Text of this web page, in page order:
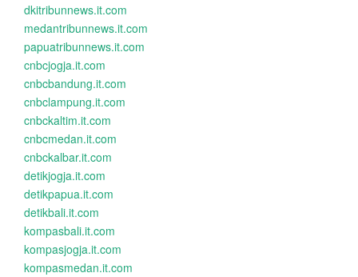
dkitribunnews.it.com
medantribunnews.it.com
papuatribunnews.it.com
cnbcjogja.it.com
cnbcbandung.it.com
cnbclampung.it.com
cnbckaltim.it.com
cnbcmedan.it.com
cnbckalbar.it.com
detikjogja.it.com
detikpapua.it.com
detikbali.it.com
kompasbali.it.com
kompasjogja.it.com
kompasmedan.it.com